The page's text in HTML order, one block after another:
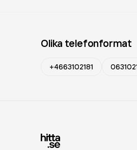
Olika telefonformat
+4663102181